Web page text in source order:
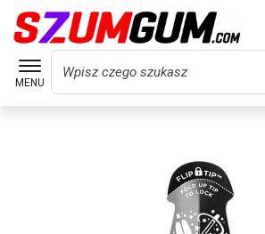
MENU
Wyszukaj